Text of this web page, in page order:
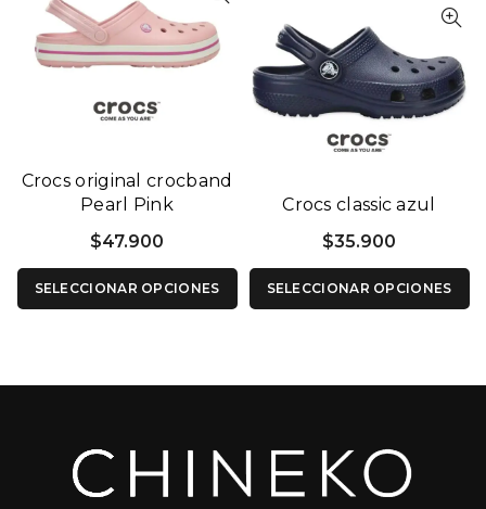
Crocs original crocband
Pearl Pink
$47.900
SELECCIONAR OPCIONES
Crocs classic azul
$35.900
SELECCIONAR OPCIONES